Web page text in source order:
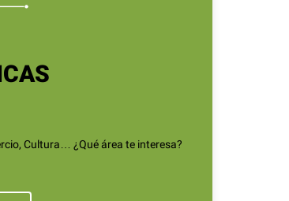
Cultura… ¿Qué área te interesa?